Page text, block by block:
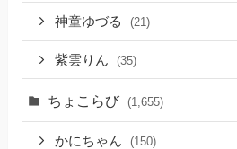
神童ゆづる (21)
紫雲りん (35)
ちょこらび (1,655)
かにちゃん (150)